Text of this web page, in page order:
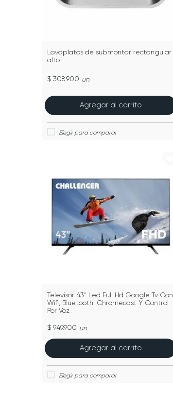
Lavaplatos de submontar rectangular
alto
$ 308.900 un
Agregar al carrito
Televisor 43" Led Full Hd Google Tv Con
Wifi, Bluetooth, Chromecast Y Control
Por Voz
$ 949.900 un
Agregar al carrito